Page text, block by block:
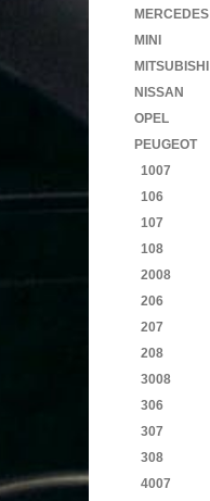
MERCEDES
MINI
MITSUBISHI
NISSAN
OPEL
PEUGEOT
1007
106
107
108
2008
206
207
208
3008
306
307
308
4007